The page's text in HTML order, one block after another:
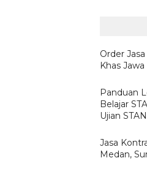
Order
Khas
Panduan
Belajar
Ujian
Jasa
Medan,